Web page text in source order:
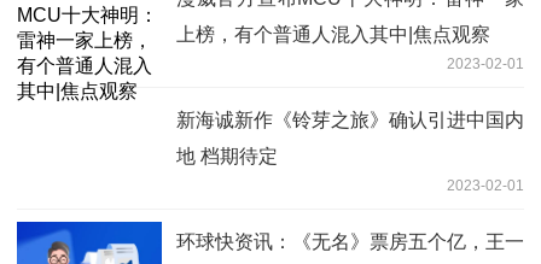
上榜，有个普通人混入其中|焦点观察
2023-02-01
新海诚新作《铃芽之旅》确认引进中国内
地 档期待定
2023-02-01
环球快资讯：《无名》票房五个亿，王一